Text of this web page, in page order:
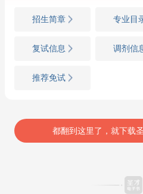
招生简章 专业目
复试信息 调剂信
推荐免试
都翻到这里了，就下载